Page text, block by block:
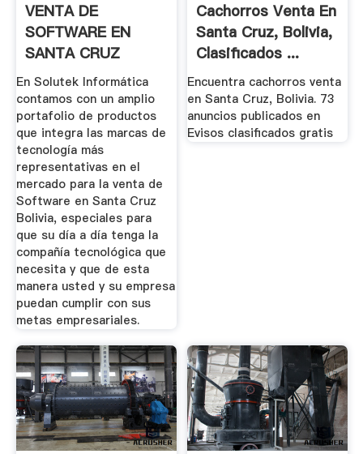
VENTA DE
SOFTWARE EN
SANTA CRUZ
BOLIVIA RHF3RN
En Solutek Informática
contamos con un amplio
portafolio de productos
que integra las marcas de
tecnología más
representativas en el
mercado para la venta de
Software en Santa Cruz
Bolivia, especiales para
que su día a día tenga la
compañía tecnológica que
necesita y que de esta
manera usted y su empresa
puedan cumplir con sus
metas empresariales.
Cachorros Venta En
Santa Cruz, Bolivia,
Clasificados ...
Encuentra cachorros venta
en Santa Cruz, Bolivia. 73
anuncios publicados en
Evisos clasificados gratis